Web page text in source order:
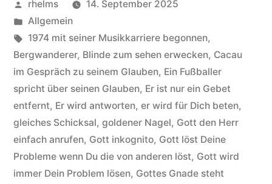
–
Hintergründe
zum
Titel
He’ll
answer“
Veröffentlicht
von
rhelms
14. September 2025
Veröffentlicht
unter
Allgemein
Schlagwörter:
1974 mit seiner Musikkarriere begonnen,
Bergwanderer, Blinde zum sehen erwecken, Cacau
im Gespräch zu seinem Glauben, Ein Fußballer
spricht über seinen Glauben, Er ist nur ein Gebet
entfernt, Er wird antworten, er wird für Dich beten,
gleiches Schicksal, goldener Nagel, Gott den Herr
einfach anrufen, Gott inkognito, Gott löst Deine
Probleme wenn Du die von anderen löst, Gott wird
immer Dein Problem lösen, Gottes Gnade steht